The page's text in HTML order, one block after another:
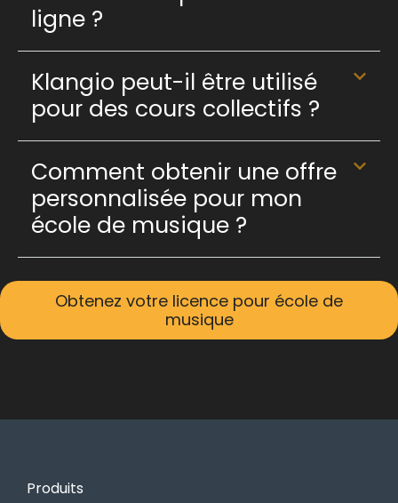
ligne ?
Klangio peut-il être utilisé
pour des cours collectifs ?
Comment obtenir une offre
personnalisée pour mon
école de musique ?
Obtenez votre licence pour école de
musique
Produits